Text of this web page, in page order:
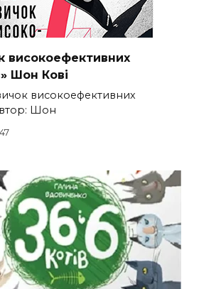
високоефективних
Шон Кові
високоефективних
Шон